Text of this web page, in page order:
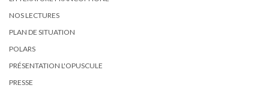
NOS LECTURES
PLAN DE SITUATION
POLARS
PRÉSENTATION L'OPUSCULE
PRESSE